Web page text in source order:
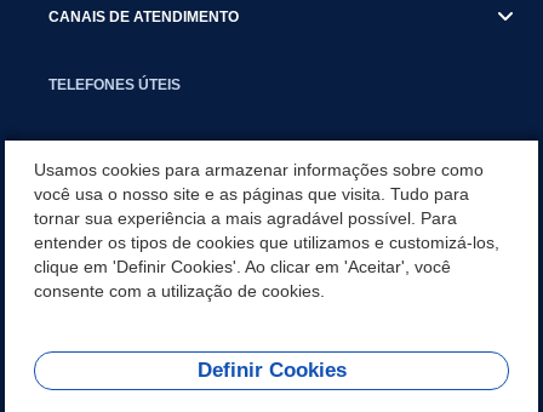
CANAIS DE ATENDIMENTO
TELEFONES ÚTEIS
NOTÍCIAS
APLICATIVO
REDES SOCIAIS
Usamos cookies para armazenar informações sobre como
você usa o nosso site e as páginas que visita. Tudo para
tornar sua experiência a mais agradável possível. Para
entender os tipos de cookies que utilizamos e customizá-los,
clique em 'Definir Cookies'. Ao clicar em 'Aceitar', você
consente com a utilização de cookies.
Definir Cookies